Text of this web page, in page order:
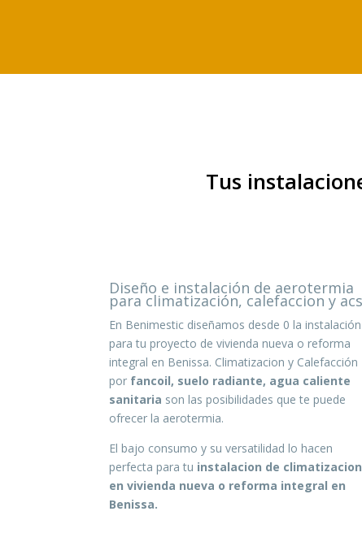
Tus
Diseño e instalación de aerotermia
para climatización, calefaccion y acs
En Benimestic diseñamos desde 0 la instalación
para tu proyecto de vivienda nueva o reforma
integral en Benissa. Climatizacion y Calefacción
por fancoil, suelo radiante, agua caliente
sanitaria son las posibilidades que te puede
ofrecer la aerotermia.
El bajo consumo y su versatilidad lo hacen
perfecta para tu instalacion de climatizacion
en vivienda nueva o reforma integral en
Benissa.